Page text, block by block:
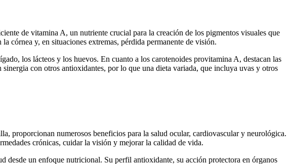
de vitamina A, un nutriente crucial para la creación de los pigmentos visuales que
córnea y, en situaciones extremas, pérdida permanente de visión.
los lácteos y los huevos. En cuanto a los carotenoides provitamina A, destacan las
con otros antioxidantes, por lo que una dieta variada, que incluya uvas y otros
proporcionan numerosos beneficios para la salud ocular, cardiovascular y neurológica.
crónicas, cuidar la visión y mejorar la calidad de vida.
desde un enfoque nutricional. Su perfil antioxidante, su acción protectora en órganos